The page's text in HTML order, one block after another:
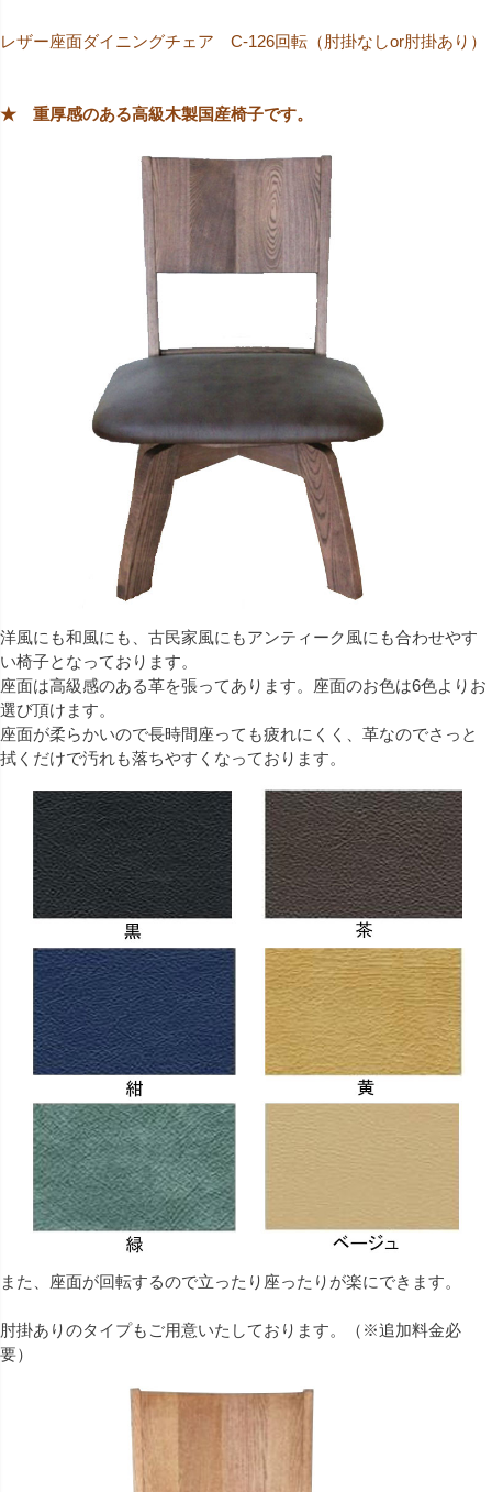
レザー座面ダイニングチェア C-126回転（肘掛なしor肘掛あり）
★ 重厚感のある高級木製国産椅子です。
洋風にも和風にも、古民家風にもアンティーク風にも合わせやす
い椅子となっております。
座面は高級感のある革を張ってあります。座面のお色は6色よりお
選び頂けます。
座面が柔らかいので長時間座っても疲れにくく、革なのでさっと
拭くだけで汚れも落ちやすくなっております。
また、座面が回転するので立ったり座ったりが楽にできます。
肘掛ありのタイプもご用意いたしております。（※追加料金必
要）